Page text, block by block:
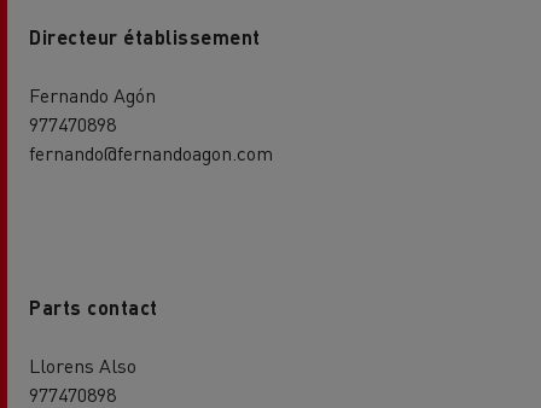
Directeur établissement
Fernando Agón
977470898
fernando@fernandoagon.com
Parts contact
Llorens Also
977470898